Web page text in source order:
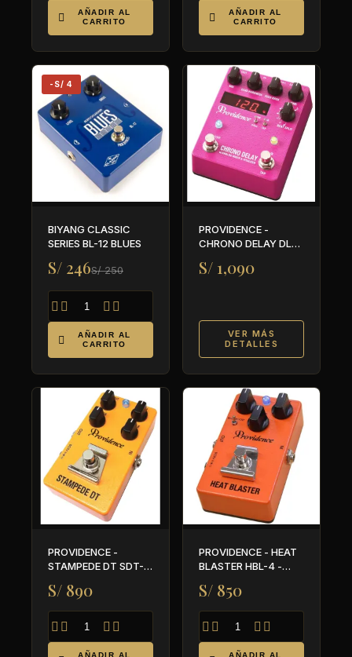

AÑADIR AL
CARRITO

AÑADIR AL
CARRITO
-S/ 4
BIYANG CLASSIC
SERIES BL-12 BLUES
S/ 246S/ 250
   

AÑADIR AL
CARRITO
PROVIDENCE -
CHRONO DELAY DLY-
S/ 1,090
VER MÁS
DETALLES
PROVIDENCE -
STAMPEDE DT SDT-2
S/ 890
   
PROVIDENCE - HEAT
BLASTER HBL-4 -
S/ 850
   